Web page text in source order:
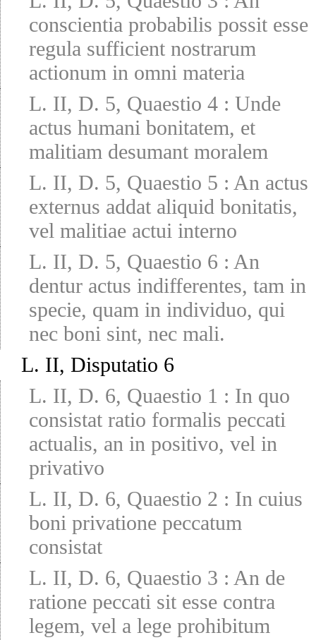
conscientia probabilis possit esse
regula sufficient nostrarum
actionum in omni materia
L. II, D. 5, Quaestio 4 : Unde
actus humani bonitatem, et
malitiam desumant moralem
L. II, D. 5, Quaestio 5 : An actus
externus addat aliquid bonitatis,
vel malitiae actui interno
L. II, D. 5, Quaestio 6 : An
dentur actus indifferentes, tam in
specie, quam in individuo, qui
nec boni sint, nec mali.
L. II, Disputatio 6
L. II, D. 6, Quaestio 1 : In quo
consistat ratio formalis peccati
actualis, an in positivo, vel in
privativo
L. II, D. 6, Quaestio 2 : In cuius
boni privatione peccatum
consistat
L. II, D. 6, Quaestio 3 : An de
ratione peccati sit esse contra
legem, vel a lege prohibitum